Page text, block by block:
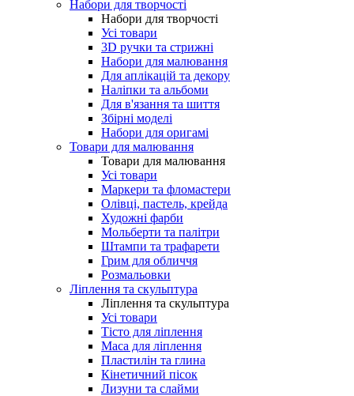
Набори для творчості
Набори для творчості
Усі товари
3D ручки та стрижні
Набори для малювання
Для аплікацій та декору
Наліпки та альбоми
Для в'язання та шиття
Збірні моделі
Набори для оригамі
Товари для малювання
Товари для малювання
Усі товари
Маркери та фломастери
Олівці, пастель, крейда
Художні фарби
Мольберти та палітри
Штампи та трафарети
Грим для обличчя
Розмальовки
Ліплення та скульптура
Ліплення та скульптура
Усі товари
Тісто для ліплення
Маса для ліплення
Пластилін та глина
Кінетичний пісок
Лизуни та слайми